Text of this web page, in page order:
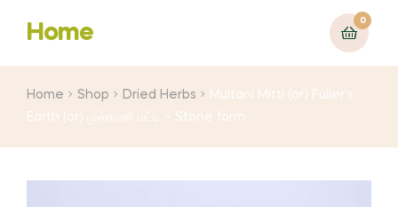
Home
0
Home Shop Dried Herbs
Multani Mitti (or) Fuller’s
Earth (or) முல்தானி மட்டி – Stone form